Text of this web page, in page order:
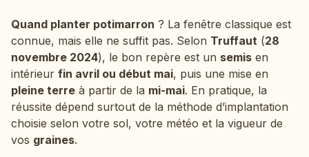
Quand planter potimarron ? La fenêtre classique est
connue, mais elle ne suffit pas. Selon Truffaut (28
novembre 2024), le bon repère est un semis en
intérieur fin avril ou début mai, puis une mise en
pleine terre à partir de la mi-mai. En pratique, la
réussite dépend surtout de la méthode d’implantation
choisie selon votre sol, votre météo et la vigueur de
vos graines.